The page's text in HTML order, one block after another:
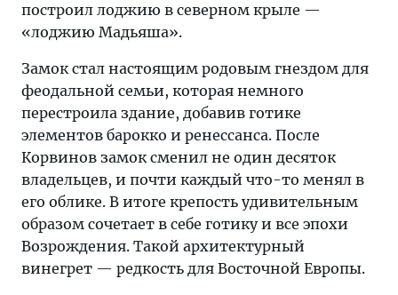
построил лоджию в северном крыле —
«лоджию Мадьяша».
Замок стал настоящим родовым гнездом для
феодальной семьи, которая немного
перестроила здание, добавив готике
элементов барокко и ренессанса. После
Корвинов замок сменил не один десяток
владельцев, и почти каждый что-то менял в
его облике. В итоге крепость удивительным
образом сочетает в себе готику и все эпохи
Возрождения. Такой архитектурный
винегрет — редкость для Восточной Европы.